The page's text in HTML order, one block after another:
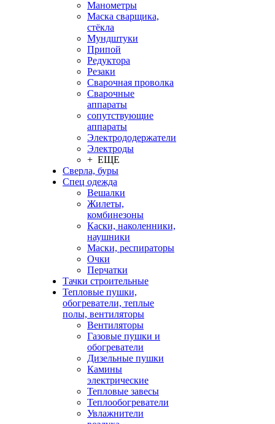
Манометры
Маска сварщика,
стёкла
Мундштуки
Припой
Редуктора
Резаки
Сварочная проволка
Сварочные
аппараты
сопутствующие
аппараты
Электрододержатели
Электроды
+ ЕЩЕ
Сверла, буры
Спец одежда
Вешалки
Жилеты,
комбинезоны
Каски, наколенники,
наушники
Маски, респираторы
Очки
Перчатки
Тачки строительные
Тепловые пушки,
обогреватели, теплые
полы, вентиляторы
Вентиляторы
Газовые пушки и
обогреватели
Дизельные пушки
Камины
электрические
Тепловые завесы
Теплообогреватели
Увлажнители